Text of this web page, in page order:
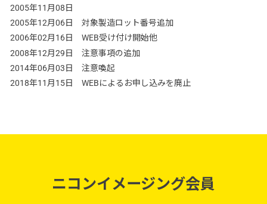
2005年11月08日
2005年12月06日
2006年02月16日
2008年12月29日
2014年06月03日
2018年11月15日
対象製造ロット番号追加
WEB受け付け開始他
注意事項の追加
注意喚起
WEBによるお申し込みを廃止
ニコンイメージング会員